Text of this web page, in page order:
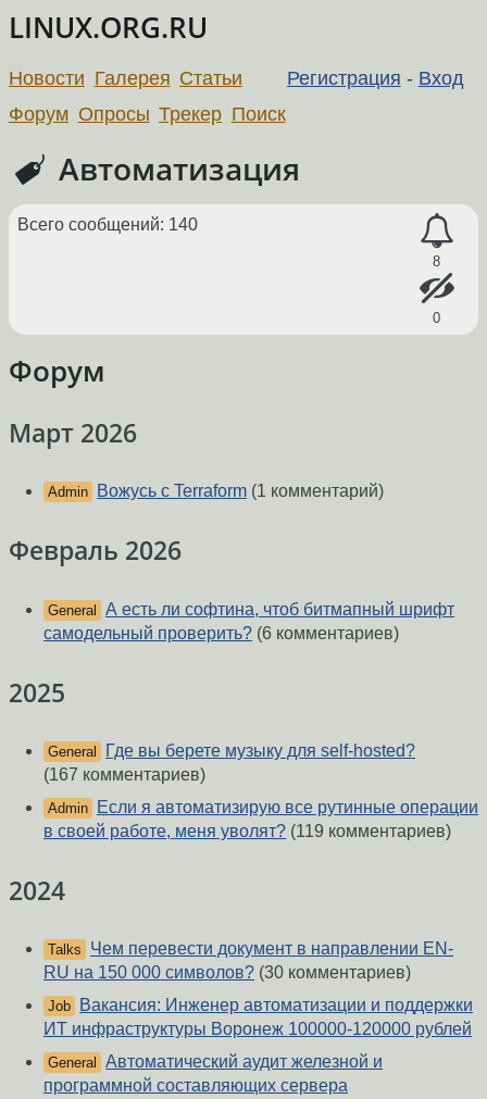
LINUX.ORG.RU
Регистрация - Вход
Новости Галерея Статьи
Форум Опросы Трекер Поиск
Автоматизация
8
0
Всего сообщений: 140
Форум
Март 2026
Admin Вожусь с Terraform (1 комментарий)
Февраль 2026
General А есть ли софтина, чтоб битмапный шрифт
самодельный проверить? (6 комментариев)
2025
General
Где вы берете музыку для self-hosted?
(167 комментариев)
Admin
Если я автоматизирую все рутинные операции
в своей работе, меня уволят? (119 комментариев)
2024
Talks
Чем перевести документ в направлении EN-
RU на 150 000 символов? (30 комментариев)
Job
Вакансия: Инженер автоматизации и поддержки
ИТ инфраструктуры Воронеж 100000-120000 рублей
General
Автоматический аудит железной и
программной составляющих сервера